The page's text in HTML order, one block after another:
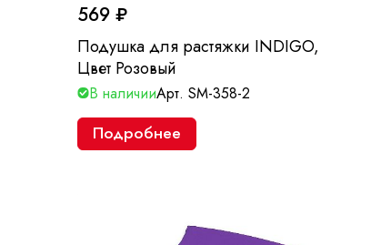
569 ₽
Подушка для растяжки INDIGO,
Цвет Розовый
В наличииАрт.SM-358-2
Подробнее